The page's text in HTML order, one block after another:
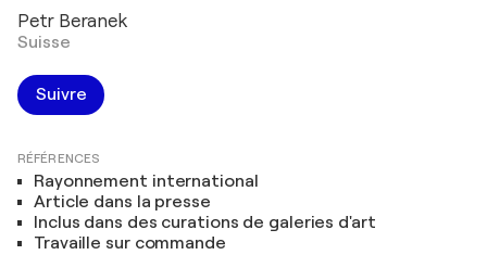
Petr Beranek
Suisse
Suivre
RÉFÉRENCES
Rayonnement international
Article dans la presse
Inclus dans des curations de galeries d'art
Travaille sur commande